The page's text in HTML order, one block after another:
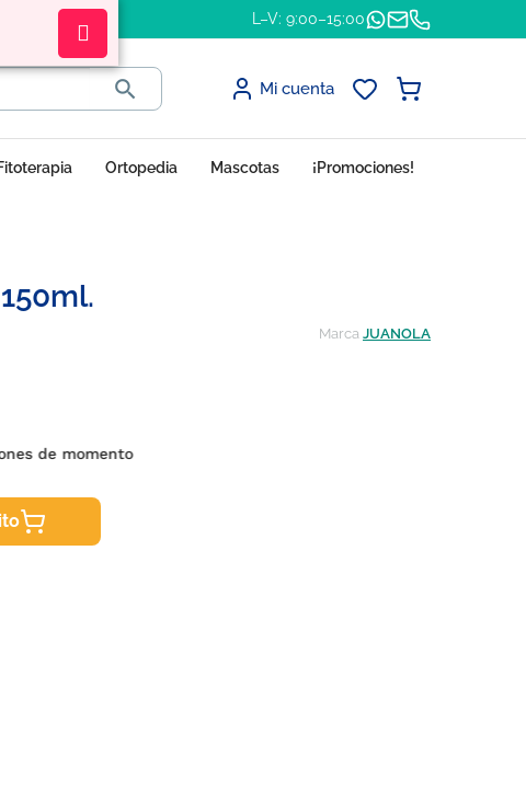
L–V: 9:00–15:00
 Mi cuenta
Ortopedia Mascotas ¡Promociones!
Marca JUANOLA
de momento